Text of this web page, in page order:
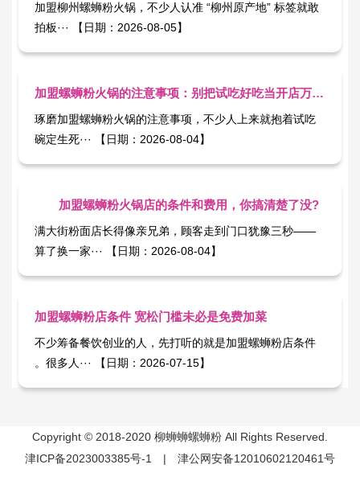
加盟柳州螺蛳粉火锅，不少人认准 “柳州原产地” 标签就敢
拍板··· 【日期：2026-08-05】
加盟螺蛳粉火锅的注意事项：别把试吃好吃当开店万能票
琢磨加盟螺蛳粉火锅​的注意事项，不少人上来就抱着试吃
碗定生死··· 【日期：2026-08-04】
加盟螺蛳粉火锅店的条件和费用，你搞清楚了没?
满大街粉面店长得像亲兄弟，顾客走到门口犹豫三秒——
算了换一家··· 【日期：2026-08-04】
加盟螺蛳粉店条件 宽松门槛未必是免费加菜
不少筹备餐饮创业的人，先打听的就是加盟螺蛳粉店条件​
。很多人··· 【日期：2026-07-15】
Copyright © 2018-2020 柳蛳蛳螺蛳粉 All Rights Reserved.
津ICP备2023003385号-1
| 津公网安备12010602120461号